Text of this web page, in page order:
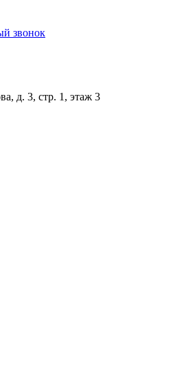
звонок
д. 3, стр. 1, этаж 3